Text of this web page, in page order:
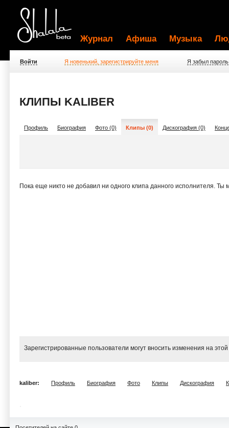
Журнал Афиша Музыка
Войти Я новенький, зарегистрируйте меня Я забыл пароль
КЛИПЫ KALIBER
Профиль Биография Фото (0) Клипы (0) Дискография (0)
Пока еще никто не добавил ни одного клипа данного исполнителя.
Зарегистрированные пользователи могут вносить изменения на
kaliber: Профиль Биография Фото Клипы Дискография